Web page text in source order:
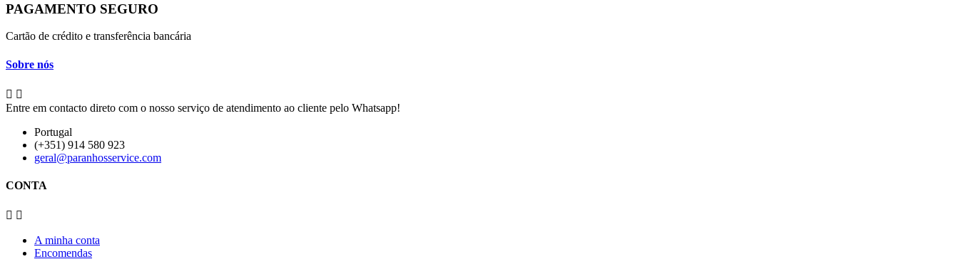
PAGAMENTO SEGURO
Cartão de crédito e transferência bancária
Sobre nós
 
Entre em contacto direto com o nosso serviço de atendimento ao cliente pelo Whatsapp!
Portugal
(+351) 914 580 923
geral@paranhosservice.com
CONTA
 
A minha conta
Encomendas